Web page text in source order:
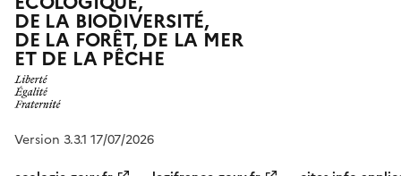
DE LA BIODIVERSITÉ,
DE LA FORÊT, DE LA MER
ET DE LA PÊCHE
Version 3.3.1 17/07/2026